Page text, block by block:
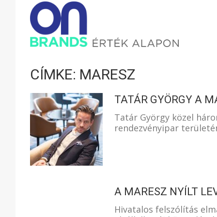
ÉRTÉK
CÍMKE: MARESZ
TATÁR GYÖRGY A
Tatár György közel
rendezvényipar
A MARESZ NYÍLT
Hivatalos felszólítás